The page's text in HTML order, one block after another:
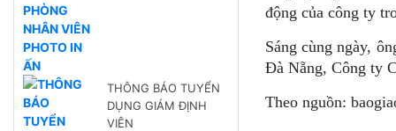
THÔNG BÁO TUYỂN
DỤNG GIÁM ĐỊNH
VIÊN
động của công ty
Sáng cùng ngày,
Đà Nẵng, Công ty
Theo nguồn: